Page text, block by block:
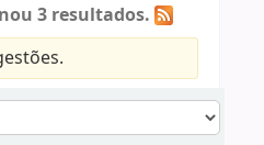
3 resultados.